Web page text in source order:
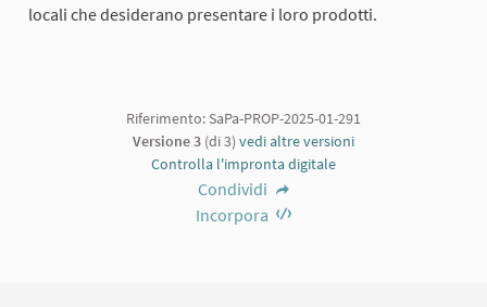
locali che desiderano presentare i loro prodotti.
Riferimento: SaPa-PROP-2025-01-291
Versione 3 (di 3) vedi altre versioni
Controlla l'impronta digitale
Condividi
Incorpora